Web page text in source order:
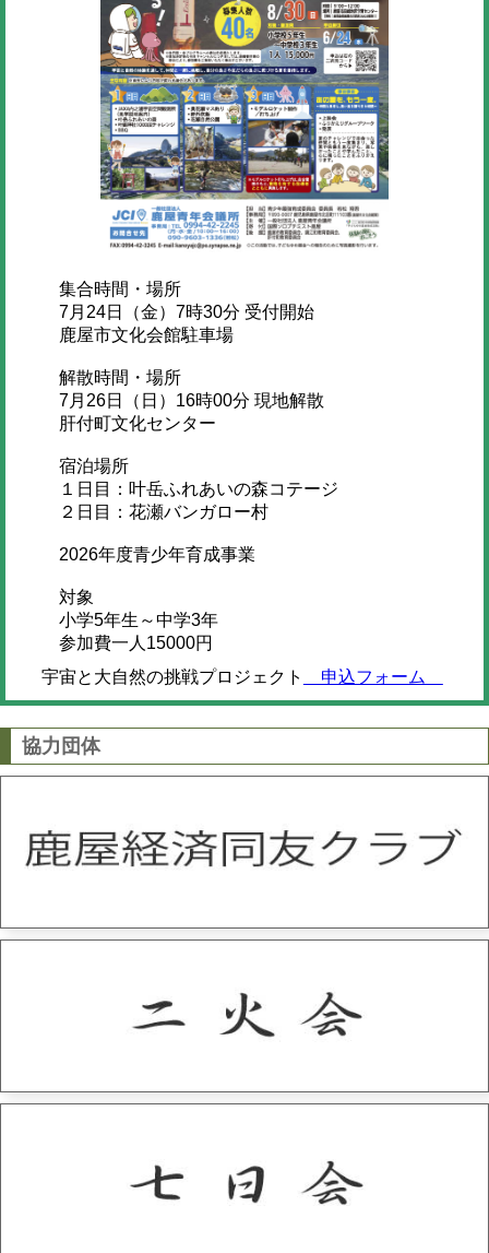
集合時間・場所
7月24日（金）7時30分 受付開始
鹿屋市文化会館駐車場
解散時間・場所
7月26日（日）16時00分 現地解散
肝付町文化センター
宿泊場所
１日目：叶岳ふれあいの森コテージ
２日目：花瀬バンガロー村
2026年度青少年育成事業
対象
小学5年生～中学3年
参加費一人15000円
宇宙と大自然の挑戦プロジェクト
申込フォーム
協力団体